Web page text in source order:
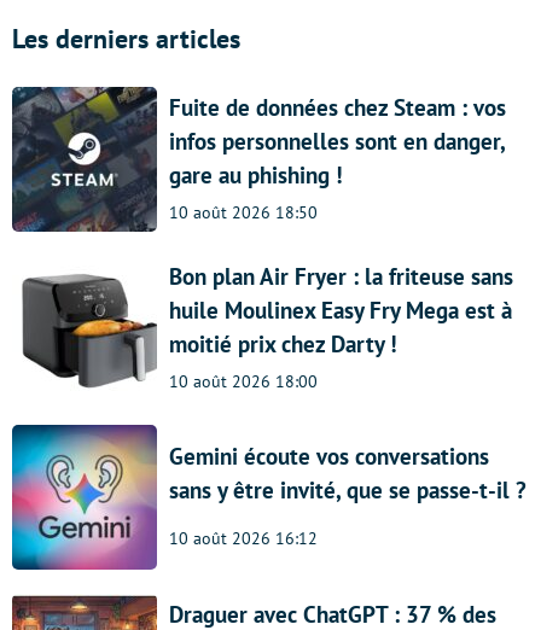
Les derniers articles
Fuite de données chez Steam : vos
infos personnelles sont en danger,
gare au phishing !
10 août 2026 18:50
Bon plan Air Fryer : la friteuse sans
huile Moulinex Easy Fry Mega est à
moitié prix chez Darty !
10 août 2026 18:00
Gemini écoute vos conversations
sans y être invité, que se passe-t-il ?
10 août 2026 16:12
Draguer avec ChatGPT : 37 % des